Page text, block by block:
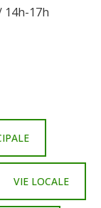
14h-17h
VIE LOCALE